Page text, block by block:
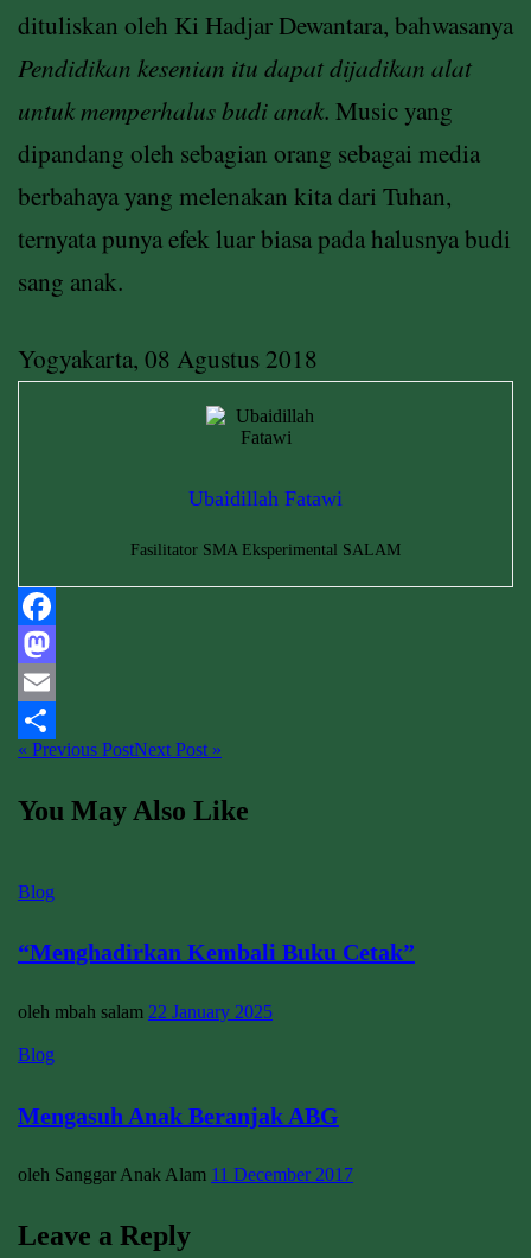
dituliskan oleh Ki Hadjar Dewantara, bahwasanya
Pendidikan kesenian itu dapat dijadikan alat
untuk memperhalus budi anak. Music yang
dipandang oleh sebagian orang sebagai media
berbahaya yang melenakan kita dari Tuhan,
ternyata punya efek luar biasa pada halusnya budi
sang anak.
Yogyakarta, 08 Agustus 2018
Ubaidillah Fatawi
Fasilitator SMA Eksperimental SALAM
Facebook
Mastodon
Email
Share
« Previous PostNext Post »
You May Also Like
Blog
“Menghadirkan Kembali Buku Cetak”
oleh mbah salam 22 January 2025
Blog
Mengasuh Anak Beranjak ABG
oleh Sanggar Anak Alam 11 December 2017
Leave a Reply